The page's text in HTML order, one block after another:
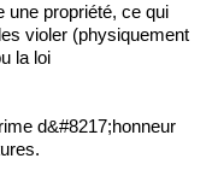
propriété, ce qui
violer (physiquement
la loi
d&#8217;honneur